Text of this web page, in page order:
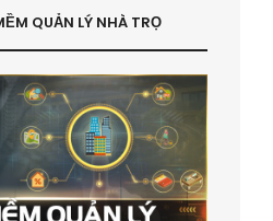
QUẢN LÝ NHÀ TRỌ